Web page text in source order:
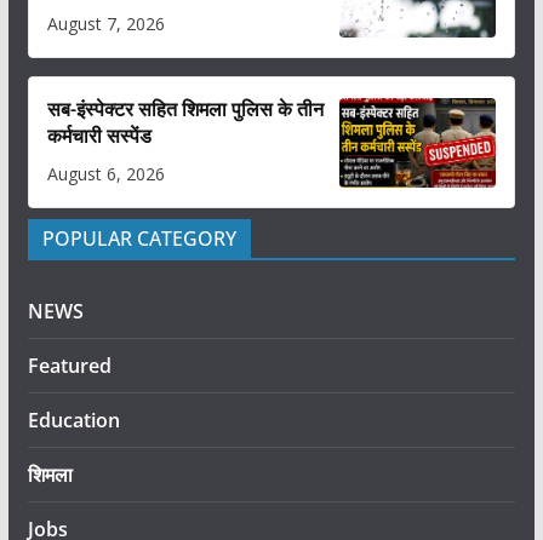
August 7, 2026
सब-इंस्पेक्टर सहित शिमला पुलिस के तीन
कर्मचारी सस्पेंड
August 6, 2026
POPULAR CATEGORY
NEWS
Featured
Education
शिमला
Jobs